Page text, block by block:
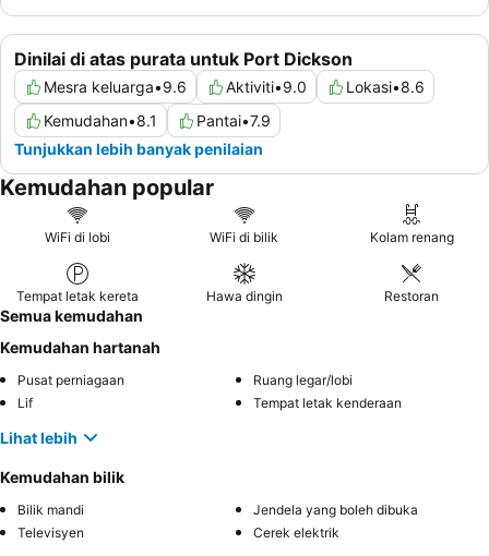
Dinilai di atas purata untuk Port Dickson
Mesra keluarga•9.6 Aktiviti•9.0 Lokasi•8.6
Kemudahan•8.1 Pantai•7.9
Tunjukkan lebih banyak penilaian
Kemudahan popular
WiFi di lobi WiFi di bilik Kolam renang
Tempat letak kereta Hawa dingin Restoran
Semua kemudahan
Kemudahan hartanah
Pusat perniagaan
Ruang legar/lobi
Lif
Tempat letak kenderaan
Lihat lebih
Kemudahan bilik
Bilik mandi
Jendela yang boleh dibuka
Televisyen
Cerek elektrik